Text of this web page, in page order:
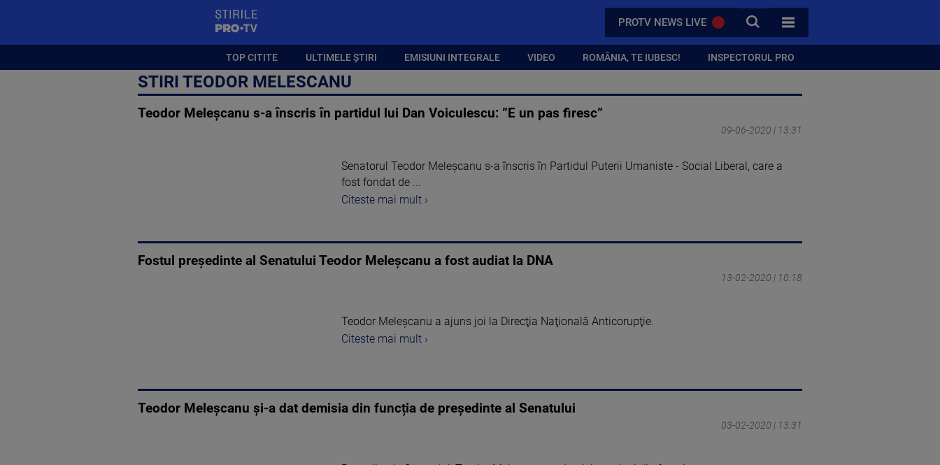
PROTV NEWS LIVE CAUTA
TOATE CATEGORIILE
TOP CITITE ULTIMELE ȘTIRI EMISIUNI INTEGRALE VIDEO ROMÂNIA, TE IUBESC! INSPECTORUL PRO
STIRI TEODOR MELESCANU
Teodor Meleșcanu s-a înscris în partidul lui Dan Voiculescu: ”E un pas firesc”
09-06-2020 | 13:31
Senatorul Teodor Meleşcanu s-a înscris în Partidul Puterii Umaniste - Social Liberal, care a
fost fondat de ...
Citeste mai mult ›
Fostul președinte al Senatului Teodor Meleșcanu a fost audiat la DNA
13-02-2020 | 10:18
Teodor Meleșcanu a ajuns joi la Direcţia Naţională Anticorupţie.
Citeste mai mult ›
Teodor Meleșcanu și-a dat demisia din funcția de președinte al Senatului
03-02-2020 | 13:31